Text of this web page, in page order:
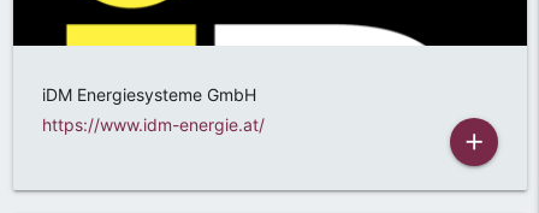
iDM Energiesysteme GmbH
https://www.idm-energie.at/
add